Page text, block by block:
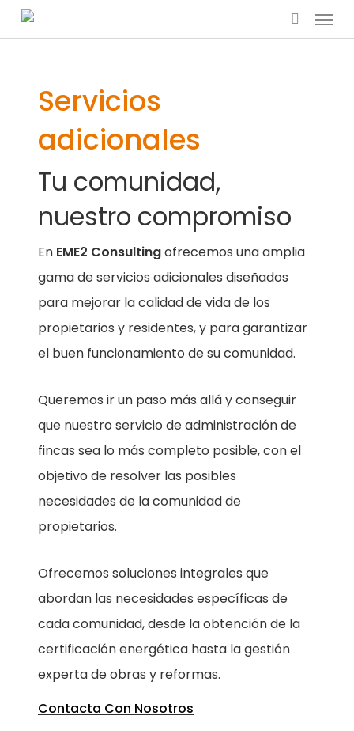
Skip
to
content
search
Menu
Servicios
adicionales
Tu comunidad,
nuestro compromiso
En EME2 Consultingofrecemos una amplia
gama de servicios adicionales diseñados
para mejorar la calidad de vida de los
propietarios y residentes, y para garantizar
el buen funcionamiento de su comunidad.
Queremos ir un paso más allá y conseguir
que nuestro servicio de administración de
fincas sea lo más completo posible, con el
objetivo de resolver las posibles
necesidades de la comunidad de
propietarios.
Ofrecemos soluciones integrales que
abordan las necesidades específicas de
cada comunidad, desde la obtención de la
certificación energética hasta la gestión
experta de obras y reformas.
Contacta Con Nosotros